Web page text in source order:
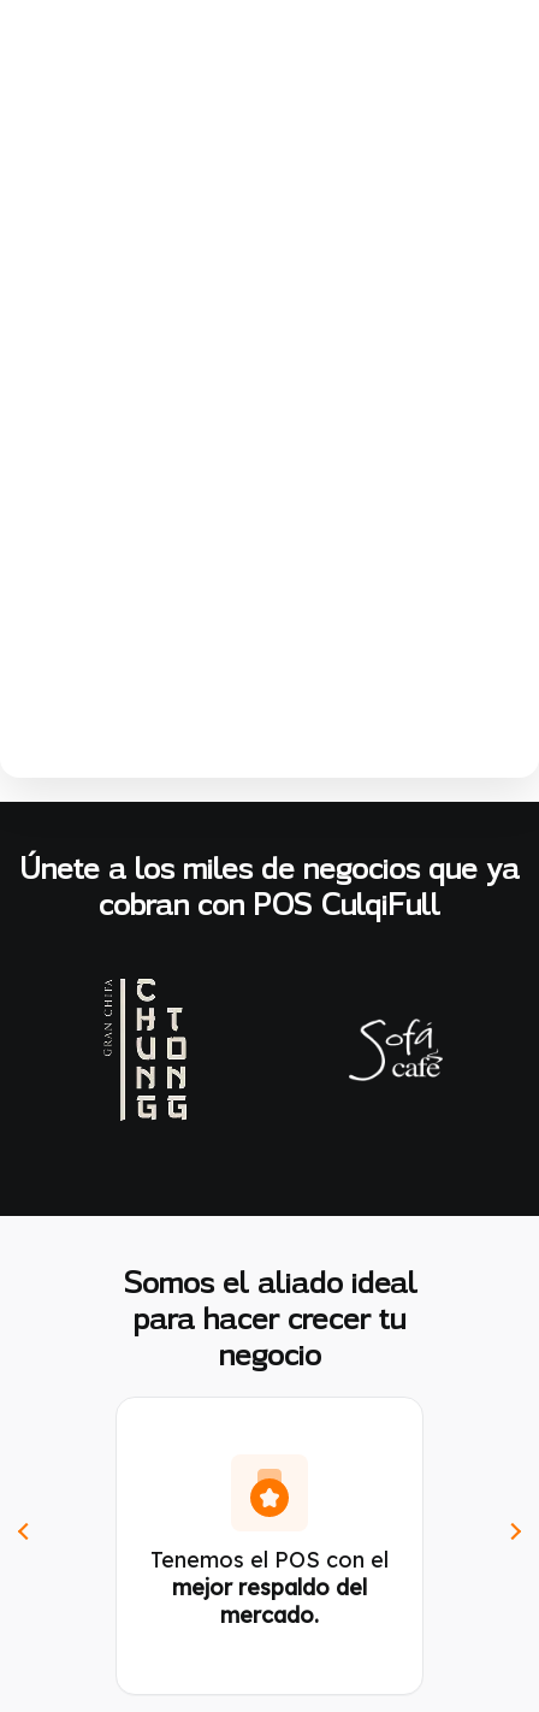
Únete a los miles de negocios que ya
cobran con POS CulqiFull
Somos el aliado ideal
para hacer crecer tu
negocio
Tenemos el POS con el
mejor respaldo del
mercado.